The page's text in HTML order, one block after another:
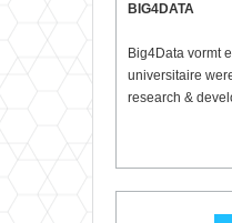
BIG4DATA
Big4Data vormt
universitaire
research &